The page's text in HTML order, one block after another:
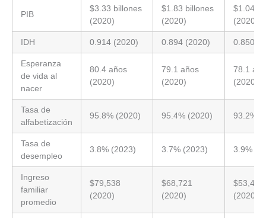
PIB
$3.33 billones
(2020)
$1.83 billones
(2020)
$1.04
(2020)
IDH 0.914 (2020) 0.894 (2020) 0.850
Esperanza
de vida al
nacer
80.4 años
(2020)
79.1 años
(2020)
78.1
(2020)
Tasa de
alfabetización
95.8% (2020) 95.4% (2020) 93.2%
Tasa de
desempleo
3.8% (2023) 3.7% (2023) 3.9%
Ingreso
familiar
promedio
$79,538
(2020)
$68,721
(2020)
$53,412
(2020)